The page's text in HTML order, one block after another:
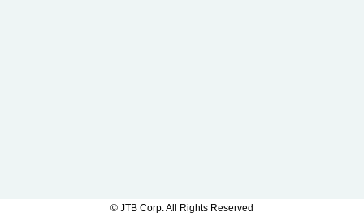
© JTB Corp. All Rights Reserved